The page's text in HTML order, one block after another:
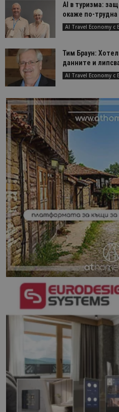
AI в туризма:
окаже по-трудна
AI Travel Economy с
Тим Браун:
данните и
AI Travel Economy с